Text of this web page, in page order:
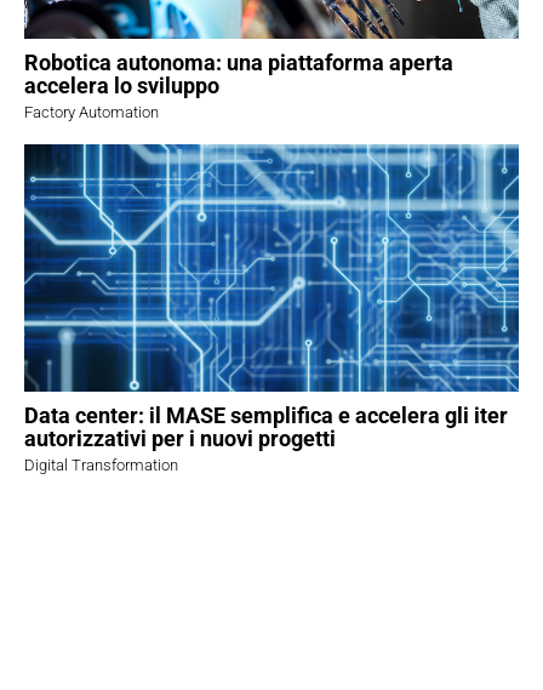
Robotica autonoma: una piattaforma aperta
accelera lo sviluppo
Factory Automation
Data center: il MASE semplifica e accelera gli iter
autorizzativi per i nuovi progetti
Digital Transformation